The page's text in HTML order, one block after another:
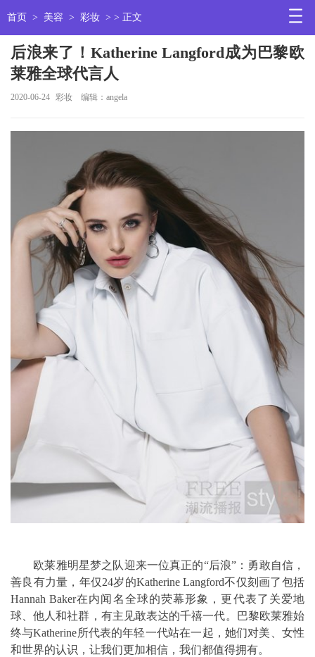
首页 > 美容 > 彩妆 > > 正文
后浪来了！Katherine Langford成为巴黎欧
莱雅全球代言人
2020-06-24 彩妆 编辑：angela
欧莱雅明星梦之队迎来一位真正的“后浪”：勇敢自信，
善良有力量，年仅24岁的Katherine Langford不仅刻画了包括
Hannah Baker在内闻名全球的荧幕形象，更代表了关爱地
球、他人和社群，有主见敢表达的千禧一代。巴黎欧莱雅始
终与Katherine所代表的年轻一代站在一起，她们对美、女性
和世界的认识，让我们更加相信，我们都值得拥有。